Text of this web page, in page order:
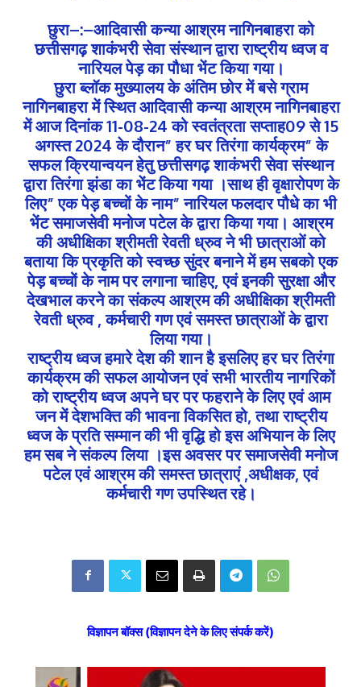
छुरा–:–आदिवासी कन्या आश्रम नागिनबाहरा को
छत्तीसगढ़ शाकंभरी सेवा संस्थान द्वारा राष्ट्रीय ध्वज व
नारियल पेड़ का पौधा भेंट किया गया।
छुरा ब्लॉक मुख्यालय के अंतिम छोर में बसे ग्राम
नागिनबाहरा में स्थित आदिवासी कन्या आश्रम नागिनबाहरा
में आज दिनांक 11-08-24 को स्वतंत्रता सप्ताह09 से 15
अगस्त 2024 के दौरान” हर घर तिरंगा कार्यक्रम” के
सफल क्रियान्वयन हेतु छत्तीसगढ़ शाकंभरी सेवा संस्थान
द्वारा तिरंगा झंडा का भेंट किया गया ।साथ ही वृक्षारोपण के
लिए” एक पेड़ बच्चों के नाम” नारियल फलदार पौधे का भी
भेंट समाजसेवी मनोज पटेल के द्वारा किया गया। आश्रम
की अधीक्षिका श्रीमती रेवती ध्रुव ने भी छात्राओं को
बताया कि प्रकृति को स्वच्छ सुंदर बनाने में हम सबको एक
पेड़ बच्चों के नाम पर लगाना चाहिए, एवं इनकी सुरक्षा और
देखभाल करने का संकल्प आश्रम की अधीक्षिका श्रीमती
रेवती ध्रुव , कर्मचारी गण एवं समस्त छात्राओं के द्वारा
लिया गया।
राष्ट्रीय ध्वज हमारे देश की शान है इसलिए हर घर तिरंगा
कार्यक्रम की सफल आयोजन एवं सभी भारतीय नागरिकों
को राष्ट्रीय ध्वज अपने घर पर फहराने के लिए एवं आम
जन में देशभक्ति की भावना विकसित हो, तथा राष्ट्रीय
ध्वज के प्रति सम्मान की भी वृद्धि हो इस अभियान के लिए
हम सब ने संकल्प लिया ।इस अवसर पर समाजसेवी मनोज
पटेल एवं आश्रम की समस्त छात्राएं ,अधीक्षक, एवं
कर्मचारी गण उपस्थित रहे।
विज्ञापन बॉक्स (विज्ञापन देने के लिए संपर्क करें)